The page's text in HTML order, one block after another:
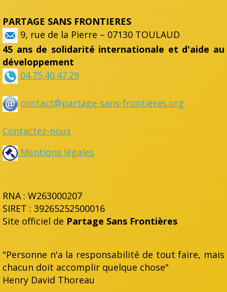
PARTAGE SANS FRONTIERES
9, rue de la Pierre – 07130 TOULAUD
45 ans de solidarité internationale et d'aide au
développement
04.75.40.47.29
contact@partage-sans-frontieres.org
Contactez-nous
Mentions légales
RNA : W263000207
SIRET : 39265252500016
Site officiel de Partage Sans Frontières
"Personne n'a la responsabilité de tout faire, mais
chacun doit accomplir quelque chose"
Henry David Thoreau